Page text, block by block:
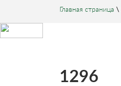
Главная страница \
1296